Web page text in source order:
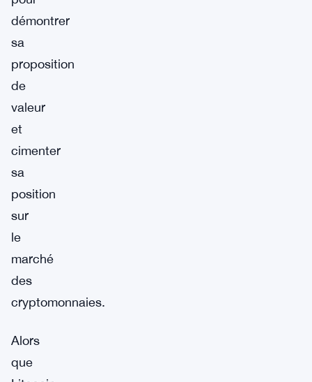
démontrer
sa
proposition
de
valeur
et
cimenter
sa
position
sur
le
marché
des
cryptomonnaies.
Alors
que